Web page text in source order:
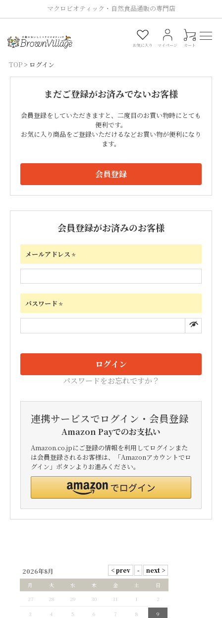
マクロビオティック・自然食品通販の専門店
お気に入り マイページ カート
0
TOP ログイン
まだご登録がお済みでないお客様
会員登録をしていただきますと、二度目のお買い物時にとても
便利です。
お気に入り商品をご登録いただけるなどお買い物が便利になり
ます。
会員登録
会員登録がお済みのお客様
メールアドレス
(必
パスワード
(必
ログイン
パスワードをお忘れですか？
連携サービスでログイン・会員登録
Amazon Payでのお支払い
Amazon.co.jpにご登録の情報を利用してログインまた
は会員登録されるお客様は、「Amazonアカウントでロ
グイン」ボタンよりお進みください。
2026年8月
月 火 水 木 金 土
日
27
28 29 30 31 1
2
3
4 5 6 7 8
9